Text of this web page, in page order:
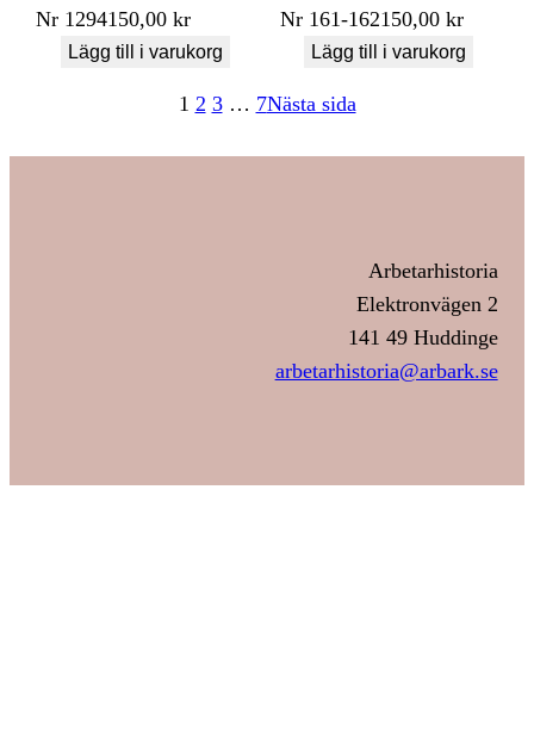
Nr 1294150,00kr
Lägg till i varukorg
Nr 161-162150,00kr
Lägg till i varukorg
1 2 3 … 7Nästa sida
Arbetarhistoria
Elektronvägen 2
141 49 Huddinge
arbetarhistoria@arbark.se